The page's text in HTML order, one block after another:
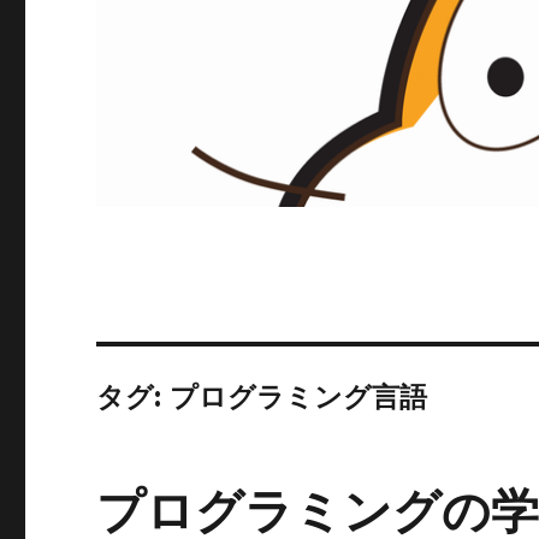
タグ: プログラミング言語
プログラミングの